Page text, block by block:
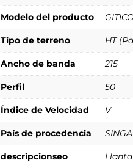
Modelo del producto
Tipo de terreno HT
Ancho de banda 215
Perfil 50
Índice de Velocidad V
País de procedencia
descripcionseo